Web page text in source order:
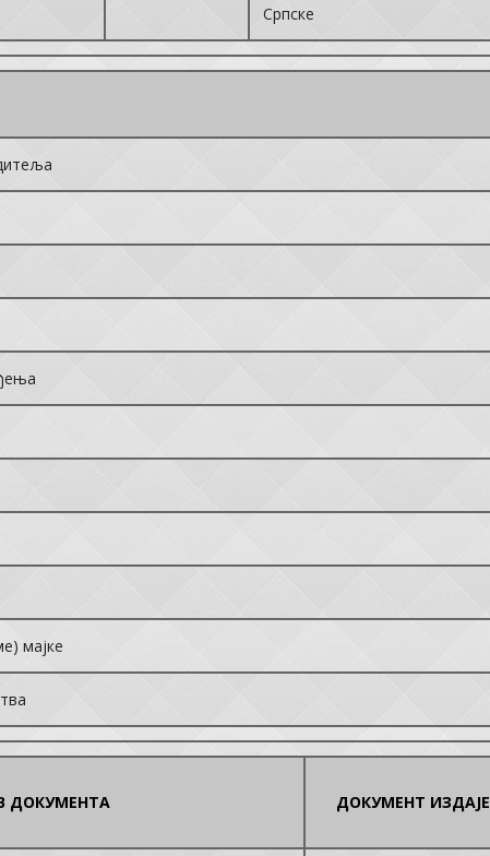
Српске
мајке
ДОКУМЕНТА ДОКУМЕНТ ИЗДАЈЕ